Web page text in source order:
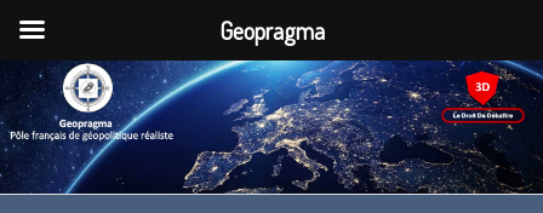
Geopragma